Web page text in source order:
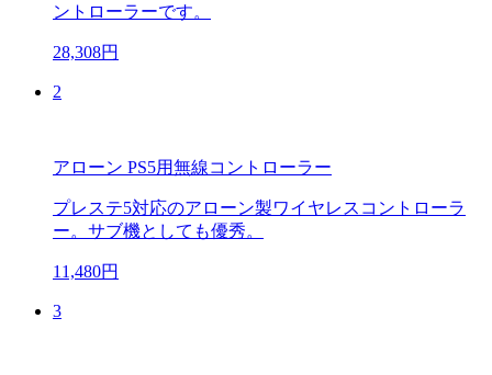
ントローラーです。
28,308円
2
アローン PS5用無線コントローラー
プレステ5対応のアローン製ワイヤレスコントローラ
ー。サブ機としても優秀。
11,480円
3